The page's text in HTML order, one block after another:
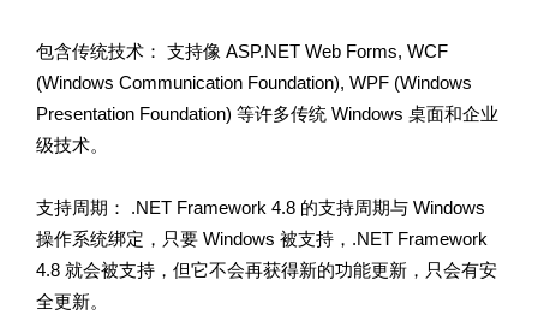
包含传统技术： 支持像 ASP.NET Web Forms, WCF
(Windows Communication Foundation), WPF (Windows
Presentation Foundation) 等许多传统 Windows 桌面和企业
级技术。
支持周期： .NET Framework 4.8 的支持周期与 Windows
操作系统绑定，只要 Windows 被支持，.NET Framework
4.8 就会被支持，但它不会再获得新的功能更新，只会有安
全更新。